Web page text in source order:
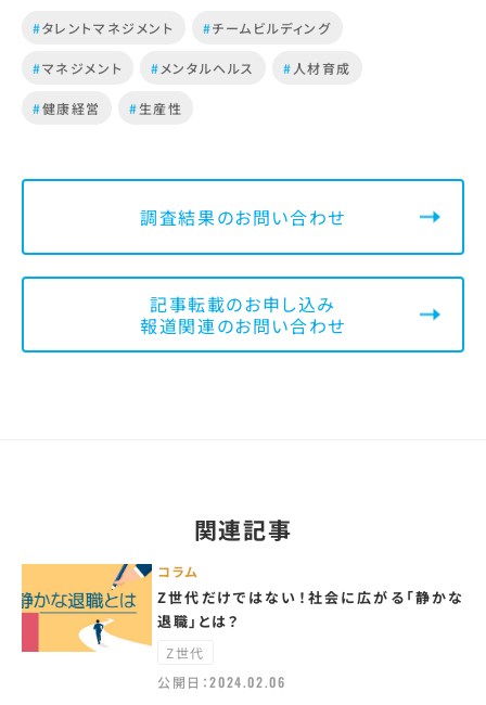
#タレントマネジメント #チームビルディング
#マネジメント #メンタルヘルス # 人材育成
#健康経営 #生産性
調査結果のお問い合わせ
記事転載のお申し込み
報道関連のお問い合わせ
関連記事
コラム
Z世代だけではない！社会に広がる「静かな
退職」とは？
Z世代
公開日：2024.02.06